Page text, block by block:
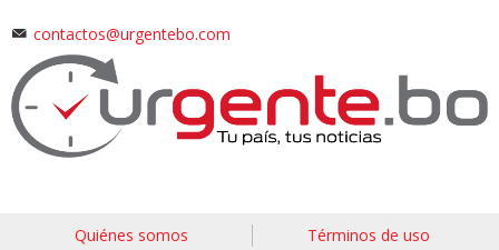
contactos@urgentebo.com
Quiénes somos Términos de uso